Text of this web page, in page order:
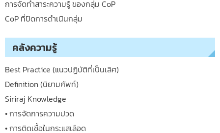
การจัดทำสาระความรู้ ของกลุ่ม CoP
CoP ที่ปิดการดำเนินกลุ่ม
คลังความรู้
Best Practice (แนวปฏิบัติที่เป็นเลิศ)
Definition (นิยามศัพท์)
Siriraj Knowledge
• การจัดการความปวด
• การติดเชื้อในกระแสเลือด